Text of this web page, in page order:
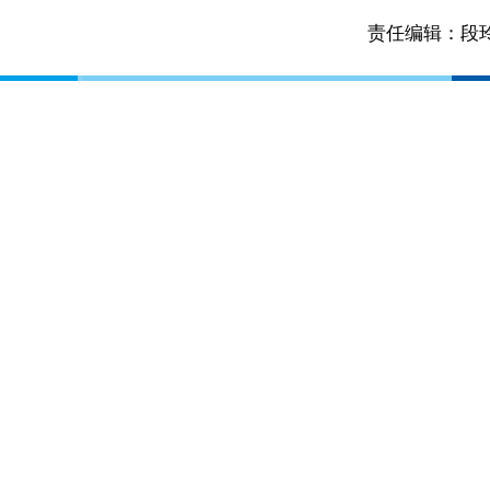
责任编辑：段